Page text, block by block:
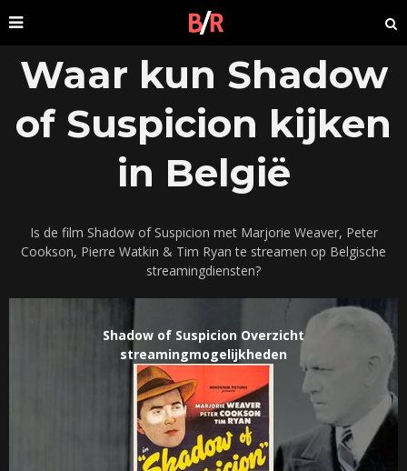
Waar kun Shadow
of Suspicion kijken
in België
Is de film Shadow of Suspicion met Marjorie Weaver, Peter
Cookson, Pierre Watkin & Tim Ryan te streamen op Belgische
streamingdiensten?
Shadow of Suspicion Overzicht
streamingmogelijkheden